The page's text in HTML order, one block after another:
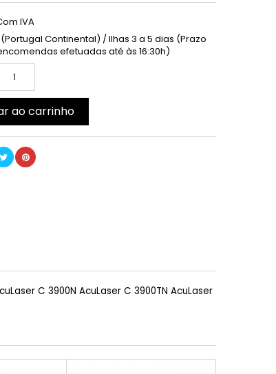
IVA
Continental) / Ilhas 3 a 5 dias (Prazo
efetuadas até às 16:30h)
ao carrinho
C 3900N AcuLaser C 3900TN AcuLaser